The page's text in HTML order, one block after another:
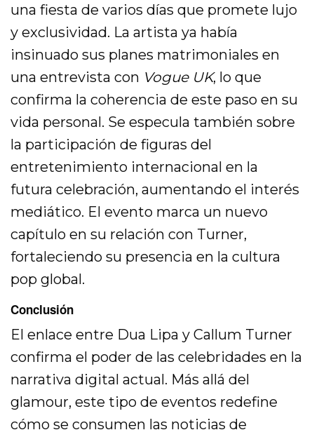
una fiesta de varios días que promete lujo
y exclusividad. La artista ya había
insinuado sus planes matrimoniales en
una entrevista con Vogue UK, lo que
confirma la coherencia de este paso en su
vida personal. Se especula también sobre
la participación de figuras del
entretenimiento internacional en la
futura celebración, aumentando el interés
mediático. El evento marca un nuevo
capítulo en su relación con Turner,
fortaleciendo su presencia en la cultura
pop global.
Conclusión
El enlace entre Dua Lipa y Callum Turner
confirma el poder de las celebridades en la
narrativa digital actual. Más allá del
glamour, este tipo de eventos redefine
cómo se consumen las noticias de